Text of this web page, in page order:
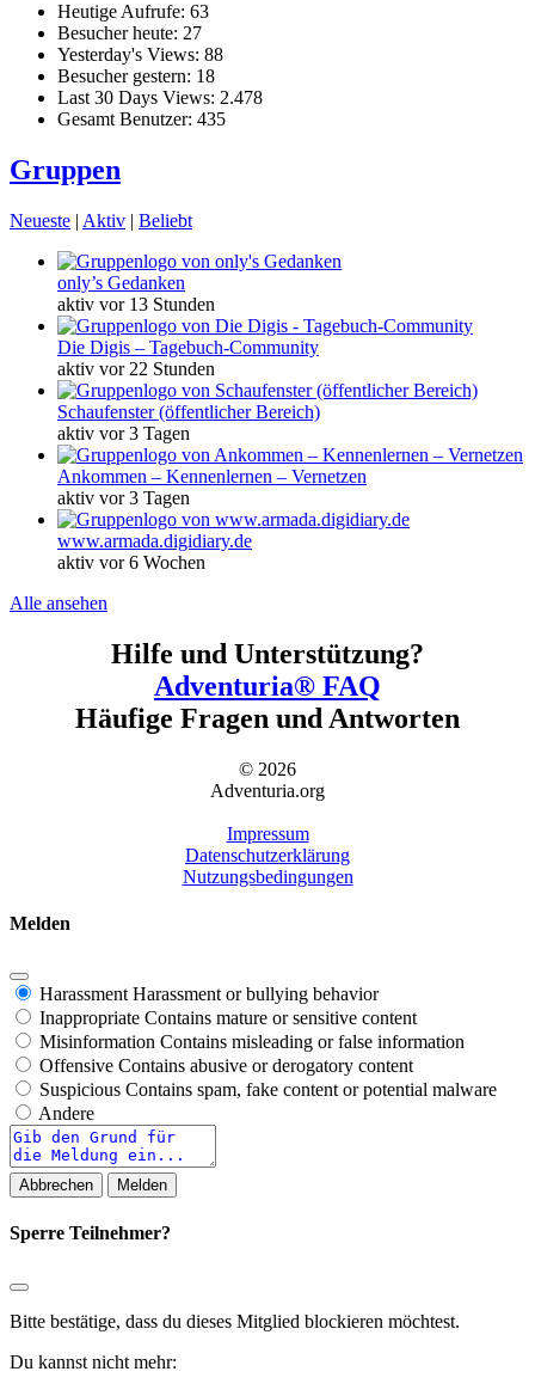
Heutige Aufrufe: 63
Besucher heute: 27
Yesterday's Views: 88
Besucher gestern: 18
Last 30 Days Views: 2.478
Gesamt Benutzer: 435
Gruppen
Neueste | Aktiv | Beliebt
only’s Gedanken
aktiv vor 13 Stunden
Die Digis – Tagebuch-Community
aktiv vor 22 Stunden
Schaufenster (öffentlicher Bereich)
aktiv vor 3 Tagen
Ankommen – Kennenlernen – Vernetzen
aktiv vor 3 Tagen
www.armada.digidiary.de
aktiv vor 6 Wochen
Alle ansehen
Hilfe und Unterstützung?
Adventuria® FAQ
Häufige Fragen und Antworten
© 2026
Adventuria.org
Impressum
Datenschutzerklärung
Nutzungsbedingungen
Melden
Harassment Harassment or bullying behavior
Inappropriate Contains mature or sensitive content
Misinformation Contains misleading or false information
Offensive Contains abusive or derogatory content
Suspicious Contains spam, fake content or potential malware
Andere
Report
note
Melden
Sperre Teilnehmer?
Bitte bestätige, dass du dieses Mitglied blockieren möchtest.
Du kannst nicht mehr: